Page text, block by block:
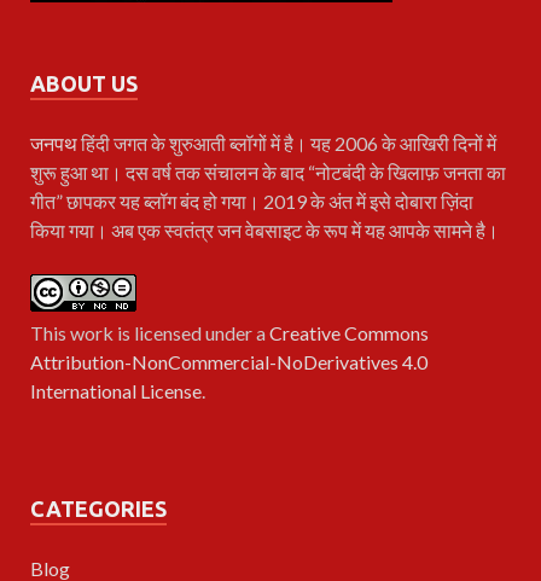
ABOUT US
जनपथहिंदी जगत के शुरुआती ब्लॉगों में है। यह 2006 के आखिरी दिनों में
शुरू हुआ था। दस वर्ष तक संचालन के बाद “नोटबंदी के खिलाफ़ जनता का
गीत” छापकर यह ब्लॉग बंद हो गया। 2019 के अंत में इसे दोबारा ज़िंदा
किया गया। अब एक स्वतंत्र जन वेबसाइट के रूप में यह आपके सामने है।
This work is licensed under aCreative Commons
Attribution-NonCommercial-NoDerivatives 4.0
International License.
CATEGORIES
Blog